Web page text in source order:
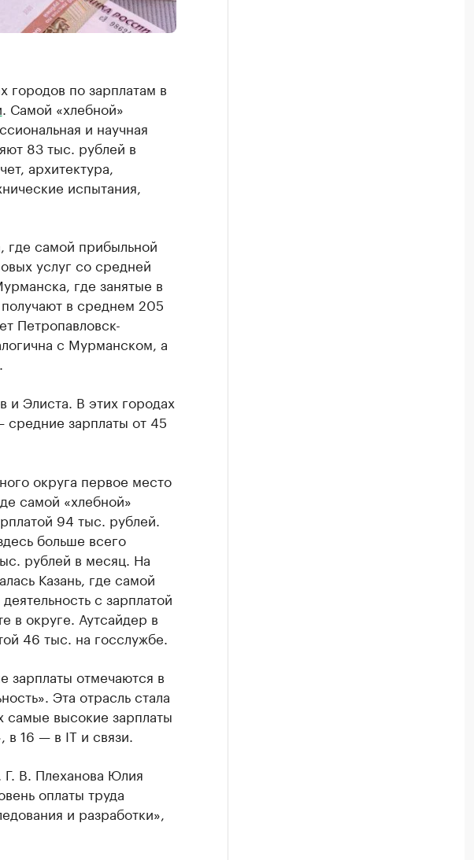
городов по зарплатам в
. Самой «хлебной»
и научная
83 тыс. рублей в
архитектура,
испытания,
где самой прибыльной
услуг со средней
где занятые в
в среднем 205
Петропавловск-
с Мурманском, а
и Элиста. В этих городах
зарплаты от 45
округа первое место
самой «хлебной»
94 тыс. рублей.
больше всего
рублей в месяц. На
Казань, где самой
с зарплатой
в округе. Аутсайдер в
46 тыс. на госслужбе.
зарплаты отмечаются в
Эта отрасль стала
самые высокие зарплаты
в 16 — в IT и связи.
В. Плеханова Юлия
оплаты труда
и разработки»,